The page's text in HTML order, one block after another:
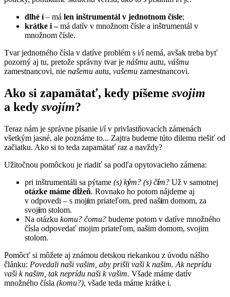
dlhé í– má len inštrumentál v jednotnom čísle;
krátke i –má datív v množnom čísle a inštrumentál v
množnom čísle.
Tvar jednotného čísla v datíve problém s i/í nemá, avšak treba byť
pozorný aj tu, pretože správny tvar je nášmu autu, vášmu
zamestnancovi, nie našemu autu, vašemu zamestnancovi.
Ako si zapamätať, kedy píšeme svojim
a kedy svojím?
Teraz nám je správne písanie i/í v privlastňovacích zámenách
všetkým jasné, ale poznáme to... Zajtra budeme túto dilemu riešiť od
začiatku. Ako si to teda zapamätať raz a navždy?
Užitočnou pomôckou je riadiť sa podľa opytovacieho zámena:
pri inštrumentáli sa pýtame (s) kým? (s) čím? Už v samotnej
otázke máme dĺžeň. Rovnako ho potom nájdeme aj
v odpovedi – s mojím priateľom, pred naším domom, za
svojím stolom.
Na otázku komu? čomu? budeme potom v datíve množného
čísla odpovedať mojim priateľom, našim domom, svojim
stolom.
Pomôcť si môžete aj známou detskou riekankou z úvodu nášho
článku: Povedali naši vašim, aby prišli vaši k našim. Ak neprídu
vaši k našim, tak neprídu naši k vašim. Všade máme datív
množného čísla (komu?), všade teda máme krátke i.